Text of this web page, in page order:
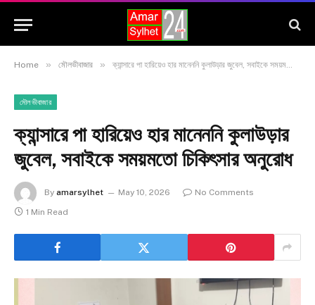
Home » মৌলভীবাজার » ক্যান্সারে পা হারিয়েও হার মানেননি কুলাউড়ার জুবেল, সবাইকে সময়মতো চিকিৎসার অনুরোধ
মৌলভীবাজার
ক্যান্সারে পা হারিয়েও হার মানেননি কুলাউড়ার
জুবেল, সবাইকে সময়মতো চিকিৎসার অনুরোধ
By amarsylhet May 10, 2026
No Comments
1 Min Read